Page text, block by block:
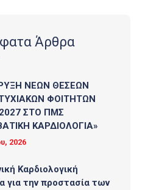
Άρθρα
ΝΕΩΝ ΘΕΣΕΩΝ
ΦΟΙΤΗΤΩΝ
ΣΤΟ ΠΜΣ
ΚΑΡΔΙΟΛΟΓΙΑ»
2026
Καρδιολογική
για την προστασία των